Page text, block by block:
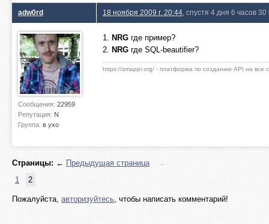
adw0rd
Сообщения: 22959
Репутация: N
Группа: в ухо
18 ноября 2009 г. 20:44 , спустя 4 дня 6 часов
1. NRG где пример?
2. NRG где SQL-beautifier?
https://smappi.org/ - платформа по созданию API на все
Страницы: ← Предыдущая страница
→
1
2
Пожалуйста, авторизуйтесь, чтобы написать комментарий!